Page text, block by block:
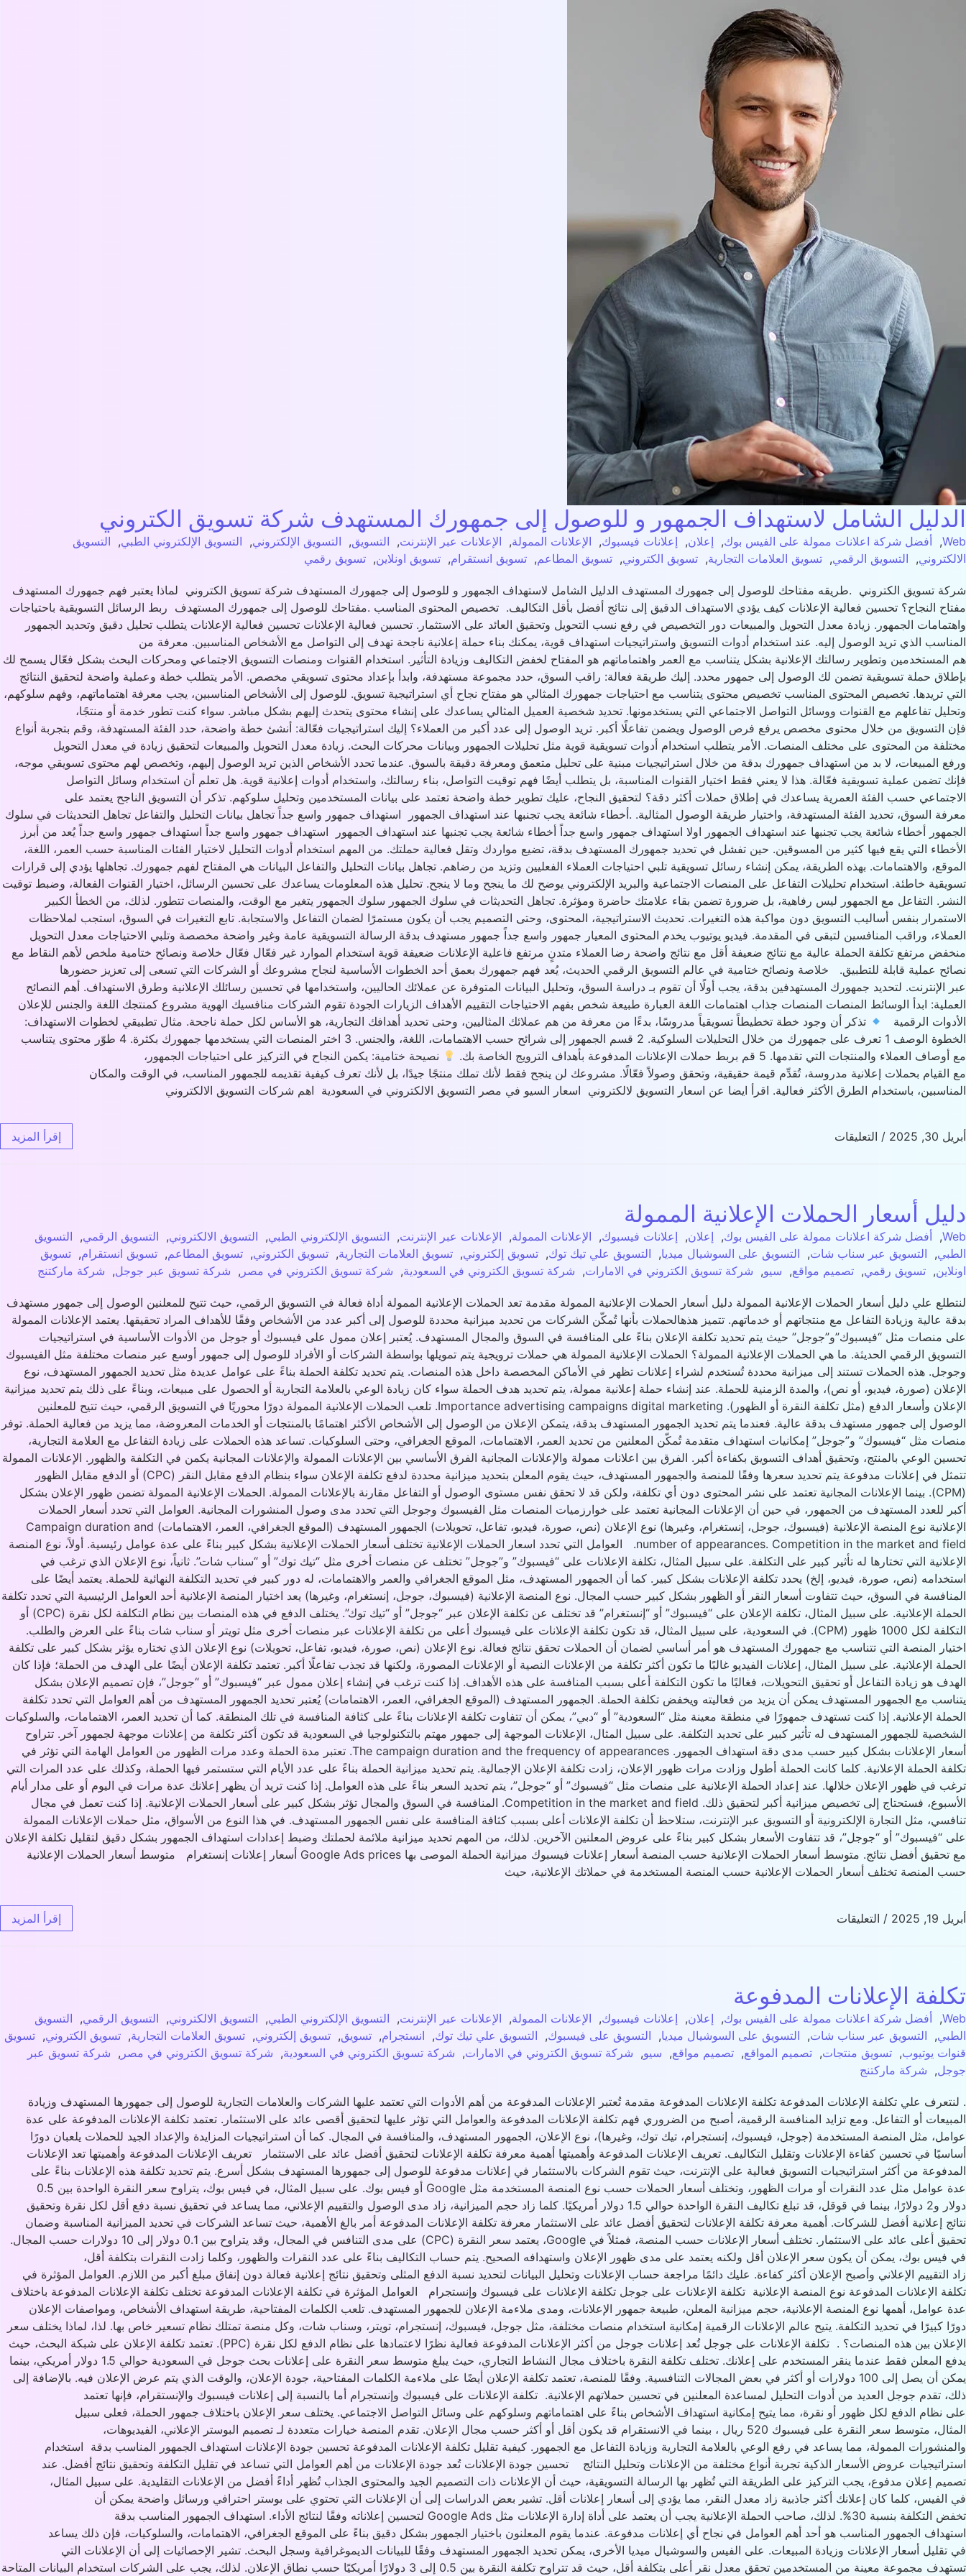
الدليل الشامل لاستهداف الجمهور و للوصول إلى جمهورك المستهدف شركة تسويق الكتروني
Web
, أفضل شركة اعلانات ممولة على الفيس بوك, إعلان, إعلانات فيسبوك, الإعلانات الممولة, الإعلانات عبر الإنترنت, التسويق, التسويق الإلكتروني, التسويق الإلكتروني الطبي, التسويق
الالكتروني, التسويق الرقمي, تسويق العلامات التجارية, تسويق الكتروني, تسويق المطاعم, تسويق انستقرام, تسويق اونلاين, تسويق رقمي
شركة تسويق الكتروني .طريقه مفتاحك للوصول إلى جمهورك المستهدف الدليل الشامل لاستهداف الجمهور و للوصول إلى جمهورك المستهدف شركة تسويق الكتروني لماذا يعتبر فهم جمهورك المستهدف
مفتاح النجاح؟ تحسين فعالية الإعلانات كيف يؤدي الاستهداف الدقيق إلى نتائج أفضل بأقل التكاليف. تخصيص المحتوى المناسب .مفتاحك للوصول إلى جمهورك المستهدف ربط الرسائل التسويقية باحتياجات
واهتمامات الجمهور. زيادة معدل التحويل والمبيعات دور التخصيص في رفع نسب التحويل وتحقيق العائد على الاستثمار. تحسين فعالية الإعلانات تحسين فعالية الإعلانات يتطلب تحليل دقيق وتحديد الجمهور
المناسب الذي تريد الوصول إليه. عند استخدام أدوات التسويق واستراتيجيات استهداف قوية، يمكنك بناء حملة إعلانية ناجحة تهدف إلى التواصل مع الأشخاص المناسبين. معرفة من
هم المستخدمين وتطوير رسالتك الإعلانية بشكل يتناسب مع العمر واهتماماتهم هو المفتاح لخفض التكاليف وزيادة التأثير. استخدام القنوات ومنصات التسويق الاجتماعي ومحركات البحث بشكل فعّال يسمح لك
بإطلاق حملة تسويقية تضمن لك الوصول إلى جمهور محدد. إليك طريقة فعالة: راقب السوق، حدد مجموعة مستهدفة، وابدأ بإعداد محتوى تسويقي مخصص. الأمر يتطلب خطة وعملية واضحة لتحقيق النتائج
التي تريدها. تخصيص المحتوى المناسب تخصيص محتوى يتناسب مع احتياجات جمهورك المثالي هو مفتاح نجاح أي استراتيجية تسويق. للوصول إلى الأشخاص المناسبين، يجب معرفة اهتماماتهم، وفهم سلوكهم،
وتحليل تفاعلهم مع القنوات ووسائل التواصل الاجتماعي التي يستخدمونها. تحديد شخصية العميل المثالي يساعدك على إنشاء محتوى يتحدث إليهم بشكل مباشر. سواء كنت تطور خدمة أو منتجًا،
فإن التسويق من خلال محتوى مخصص يرفع فرص الوصول ويضمن تفاعلًا أكبر. تريد الوصول إلى عدد أكبر من العملاء؟ إليك استراتيجيات فعّالة: أنشئ خطة واضحة، حدد الفئة المستهدفة، وقم بتجربة أنواع
مختلفة من المحتوى على مختلف المنصات. الأمر يتطلب استخدام أدوات تسويقية قوية مثل تحليلات الجمهور وبيانات محركات البحث. زيادة معدل التحويل والمبيعات لتحقيق زيادة في معدل التحويل
ورفع المبيعات، لا بد من استهداف جمهورك بدقة من خلال استراتيجيات مبنية على تحليل متعمق ومعرفة دقيقة بالسوق. عندما تحدد الأشخاص الذين تريد الوصول إليهم، وتخصص لهم محتوى تسويقي موجه،
فإنك تضمن عملية تسويقية فعّالة. هذا لا يعني فقط اختيار القنوات المناسبة، بل يتطلب أيضًا فهم توقيت التواصل، بناء رسالتك، واستخدام أدوات إعلانية قوية. هل تعلم أن استخدام وسائل التواصل
الاجتماعي حسب الفئة العمرية يساعدك في إطلاق حملات أكثر دقة؟ لتحقيق النجاح، عليك تطوير خطة واضحة تعتمد على بيانات المستخدمين وتحليل سلوكهم. تذكر أن التسويق الناجح يعتمد على
معرفة السوق، تحديد الفئة المستهدفة، واختيار طريقة الوصول المثالية. .أخطاء شائعة يجب تجنبها عند استهداف الجمهور استهداف جمهور واسع جداً تجاهل بيانات التحليل والتفاعل تجاهل التحديثات في سلوك
الجمهور أخطاء شائعة يجب تجنبها عند استهداف الجمهور اولا استهداف جمهور واسع جداً أخطاء شائعة يجب تجنبها عند استهداف الجمهور استهداف جمهور واسع جداً استهداف جمهور واسع جداً يُعد من أبرز
الأخطاء التي يقع فيها كثير من المسوقين. حين تفشل في تحديد جمهورك المستهدف بدقة، تضيع مواردك وتقل فعالية حملتك. من المهم استخدام أدوات التحليل لاختيار الفئات المناسبة حسب العمر، اللغة،
الموقع، والاهتمامات. بهذه الطريقة، يمكن إنشاء رسائل تسويقية تلبي احتياجات العملاء الفعليين وتزيد من رضاهم. تجاهل بيانات التحليل والتفاعل البيانات هي المفتاح لفهم جمهورك. تجاهلها يؤدي إلى قرارات
تسويقية خاطئة. استخدام تحليلات التفاعل على المنصات الاجتماعية والبريد الإلكتروني يوضح لك ما ينجح وما لا ينجح. تحليل هذه المعلومات يساعدك على تحسين الرسائل، اختيار القنوات الفعالة، وضبط توقيت
النشر. التفاعل مع الجمهور ليس رفاهية، بل ضرورة تضمن بقاء علامتك حاضرة ومؤثرة. تجاهل التحديثات في سلوك الجمهور سلوك الجمهور يتغير مع الوقت، والمنصات تتطور. لذلك، من الخطأ الكبير
الاستمرار بنفس أساليب التسويق دون مواكبة هذه التغيرات. تحديث الاستراتيجية، المحتوى، وحتى التصميم يجب أن يكون مستمرًا لضمان التفاعل والاستجابة. تابع التغيرات في السوق، استجب لملاحظات
العملاء، وراقب المنافسين لتبقى في المقدمة. فيديو يوتيوب يخدم المحتوى المعيار جمهور واسع جداً جمهور مستهدف بدقة الرسالة التسويقية عامة وغير واضحة مخصصة وتلبي الاحتياجات معدل التحويل
منخفض مرتفع تكلفة الحملة عالية مع نتائج ضعيفة أقل مع نتائج واضحة رضا العملاء متدنٍ مرتفع فاعلية الإعلانات ضعيفة قوية استخدام الموارد غير فعّال فعّال خلاصة ونصائح ختامية ملخص لأهم النقاط مع
نصائح عملية قابلة للتطبيق. خلاصة ونصائح ختامية في عالم التسويق الرقمي الحديث، يُعد فهم جمهورك بعمق أحد الخطوات الأساسية لنجاح مشروعك أو الشركات التي تسعى إلى تعزيز حضورها
عبر الإنترنت. لتحديد جمهورك المستهدفين بدقة، يجب أولًا أن تقوم بـ دراسة السوق، وتحليل البيانات المتوفرة عن عملائك الحاليين، واستخدامها في تحسين رسائلك الإعلانية وطرق الاستهداف. أهم النصائح
العملية: ابدأ الوسائط المنصات المنصات جذاب اهتمامات اللغة العبارة طبيعة شخص بفهم الاحتياجات التقييم الأهداف الزيارات الجودة تقوم الشركات منافسيك الهوية مشروع كمنتجك اللغة والجنس للإعلان
الأدوات الرقمية
تذكر أن وجود خطة تخطيطاً تسويقياً مدروسًا، بدءًا من معرفة من هم عملائك المثاليين، وحتى تحديد أهدافك التجارية، هو الأساس لكل حملة ناجحة. مثال تطبيقي لخطوات الاستهداف:
الخطوة الوصف 1 تعرف على جمهورك من خلال التحليلات السلوكية. 2 قسم الجمهور إلى شرائح حسب الاهتمامات، اللغة، والجنس. 3 اختر المنصات التي يستخدمها جمهورك بكثرة. 4 طوّر محتوى يتناسب
مع أوصاف العملاء والمنتجات التي تقدمها. 5 قم بربط حملات الإعلانات المدفوعة بأهداف الترويج الخاصة بك.
نصيحة ختامية: يكمن النجاح في التركيز على احتياجات الجمهور،
مع القيام بحملات إعلانية مدروسة، تُقدِّم قيمة حقيقية، وتحقق وصولاً فعّالًا. مشروعك لن ينجح فقط لأنك تملك منتجًا جيدًا، بل لأنك تعرف كيفية تقديمه للجمهور المناسب، في الوقت والمكان
المناسبين، باستخدام الطرق الأكثر فعالية. اقرأ ايضا عن اسعار التسويق لالكتروني اسعار السيو في مصر التسويق الالكتروني في السعودية اهم شركات التسويق الالكتروني
أبريل 30, 2025 / التعليقات إقرأ المزيد
دليل أسعار الحملات الإعلانية الممولة
Web
, أفضل شركة اعلانات ممولة على الفيس بوك, إعلان, إعلانات فيسبوك, الإعلانات الممولة, الإعلانات عبر الإنترنت, التسويق الإلكتروني الطبي, التسويق الالكتروني, التسويق الرقمي, التسويق
الطبي, التسويق عبر سناب شات, التسويق على السوشيال ميديا, التسويق علي تيك توك, تسويق إلكتروني, تسويق العلامات التجارية, تسويق الكتروني, تسويق المطاعم, تسويق انستقرام, تسويق
اونلاين, تسويق رقمي, تصميم مواقع, سيو, شركة تسويق الكتروني في الامارات, شركة تسويق الكتروني في السعودية, شركة تسويق الكتروني في مصر , شركة تسويق عبر جوجل, شركة ماركتنج
لنتطلع علي دليل أسعار الحملات الإعلانية الممولة دليل أسعار الحملات الإعلانية الممولة مقدمة تعد الحملات الإعلانية الممولة أداة فعالة في التسويق الرقمي، حيث تتيح للمعلنين الوصول إلى جمهور مستهدف
بدقة عالية وزيادة التفاعل مع منتجاتهم أو خدماتهم. تتميز هذهالحملات بأنها تُمكّن الشركات من تحديد ميزانية محددة للوصول إلى أكبر عدد من الأشخاص وفقًا للأهداف المراد تحقيقها. يعتمد الإعلانات الممولة
على منصات مثل “فيسبوك”و”جوجل” حيث يتم تحديد تكلفة الإعلان بناءً على المنافسة في السوق والمجال المستهدف. يُعتبر إعلان ممول على فيسبوك أو جوجل من الأدوات الأساسية في استراتيجيات
التسويق الرقمي الحديثة. ما هي الحملات الإعلانية الممولة؟ الحملات الإعلانية الممولة هي حملات ترويجية يتم تمويلها بواسطة الشركات أو الأفراد للوصول إلى جمهور أوسع عبر منصات مختلفة مثل الفيسبوك
وجوجل. هذه الحملات تستند إلى ميزانية محددة تُستخدم لشراء إعلانات تظهر في الأماكن المخصصة داخل هذه المنصات. يتم تحديد تكلفة الحملة بناءً على عوامل عديدة مثل تحديد الجمهور المستهدف، نوع
الإعلان (صورة، فيديو، أو نص)، والمدة الزمنية للحملة. عند إنشاء حملة إعلانية ممولة، يتم تحديد هدف الحملة سواء كان زيادة الوعي بالعلامة التجارية أو الحصول على مبيعات، وبناءً على ذلك يتم تحديد ميزانية
الإعلان وأسعار الدفع (مثل تكلفة النقرة أو الظهور). Importance advertising campaigns digital marketing. تلعب الحملات الإعلانية الممولة دورًا محوريًا في التسويق الرقمي، حيث تتيح للمعلنين
الوصول إلى جمهور مستهدف بدقة عالية. فعندما يتم تحديد الجمهور المستهدف بدقة، يتمكن الإعلان من الوصول إلى الأشخاص الأكثر اهتمامًا بالمنتجات أو الخدمات المعروضة، مما يزيد من فعالية الحملة. توفر
منصات مثل “فيسبوك” و”جوجل” إمكانيات استهداف متقدمة تُمكّن المعلنين من تحديد العمر، الاهتمامات، الموقع الجغرافي، وحتى السلوكيات. تساعد هذه الحملات على زيادة التفاعل مع العلامة التجارية،
تحسين الوعي بالمنتج، وتحقيق أهداف التسويق بكفاءة أكبر. الفرق بين اعلانات ممولة والإعلانات المجانية الفرق الأساسي بين الإعلانات الممولة والإعلانات المجانية يكمن في التكلفة والظهور. الإعلانات الممولة
تتمثل في إعلانات مدفوعة يتم تحديد سعرها وفقًا للمنصة والجمهور المستهدف، حيث يقوم المعلن بتحديد ميزانية محددة لدفع تكلفة الإعلان سواء بنظام الدفع مقابل النقر (CPC) أو الدفع مقابل الظهور
(CPM). بينما الإعلانات المجانية تعتمد على نشر المحتوى دون أي تكلفة، ولكن قد لا تحقق نفس مستوى الوصول أو التفاعل مقارنة بالإعلانات الممولة. الحملات الإعلانية الممولة تضمن ظهور الإعلان بشكل
أكبر للعدد المستهدف من الجمهور، في حين أن الإعلانات المجانية تعتمد على خوارزميات المنصات مثل الفيسبوك وجوجل التي تحدد مدى وصول المنشورات المجانية. العوامل التي تحدد أسعار الحملات
الإعلانية نوع المنصة الإعلانية (فيسبوك، جوجل، إنستغرام، وغيرها) نوع الإعلان (نص، صورة، فيديو، تفاعل، تحويلات) الجمهور المستهدف (الموقع الجغرافي، العمر، الاهتمامات) Campaign duration and
number of appearances. Competition in the market and field. العوامل التي تحدد اسعار الحملات الإعلانية تختلف أسعار الحملات الإعلانية بشكل كبير بناءً على عدة عوامل رئيسية. أولاً، نوع المنصة
الإعلانية التي تختارها له تأثير كبير على التكلفة. على سبيل المثال، تكلفة الإعلانات على “فيسبوك” و”جوجل” تختلف عن منصات أخرى مثل “تيك توك” أو “سناب شات”. ثانياً، نوع الإعلان الذي ترغب في
استخدامه (نص، صورة، فيديو، إلخ) يحدد تكلفة الإعلانات بشكل كبير. كما أن الجمهور المستهدف، مثل الموقع الجغرافي والعمر والاهتمامات، له دور كبير في تحديد التكلفة النهائية للحملة. يعتمد أيضًا على
المنافسة في السوق، حيث تتفاوت أسعار النقر أو الظهور بشكل كبير حسب المجال. نوع المنصة الإعلانية (فيسبوك، جوجل، إنستغرام، وغيرها) يعد اختيار المنصة الإعلانية أحد العوامل الرئيسية التي تحدد تكلفة
الحملة الإعلانية. على سبيل المثال، تكلفة الإعلان على “فيسبوك” أو “إنستغرام” قد تختلف عن تكلفة الإعلان عبر “جوجل” أو “تيك توك”. يختلف الدفع في هذه المنصات بين نظام التكلفة لكل نقرة (CPC) أو
التكلفة لكل 1000 ظهور (CPM). في السعودية، على سبيل المثال، قد تكون تكلفة الإعلانات على فيسبوك أعلى من تكلفة الإعلانات عبر منصات أخرى مثل تويتر أو سناب شات بناءً على العرض والطلب.
اختيار المنصة التي تتناسب مع جمهورك المستهدف هو أمر أساسي لضمان أن الحملات تحقق نتائج فعالة. نوع الإعلان (نص، صورة، فيديو، تفاعل، تحويلات) نوع الإعلان الذي تختاره يؤثر بشكل كبير على تكلفة
الحملة الإعلانية. على سبيل المثال، إعلانات الفيديو غالبًا ما تكون أكثر تكلفة من الإعلانات النصية أو الإعلانات المصورة، ولكنها قد تجذب تفاعلًا أكبر. تعتمد تكلفة الإعلان أيضًا على الهدف من الحملة؛ فإذا كان
الهدف هو زيادة التفاعل أو تحقيق التحويلات، فغالبًا ما تكون التكلفة أعلى بسبب المنافسة على هذه الأهداف. إذا كنت ترغب في إنشاء إعلان ممول عبر “فيسبوك” أو “جوجل”، فإن تصميم الإعلان بشكل
يتناسب مع الجمهور المستهدف يمكن أن يزيد من فعاليته ويخفض تكلفة الحملة. الجمهور المستهدف (الموقع الجغرافي، العمر، الاهتمامات) يُعتبر تحديد الجمهور المستهدف من أهم العوامل التي تحدد تكلفة
الحملة الإعلانية. إذا كنت تستهدف جمهورًا في منطقة معينة مثل “السعودية” أو “دبي”، يمكن أن تتفاوت تكلفة الإعلانات بناءً على كثافة المنافسة في تلك المنطقة. كما أن تحديد العمر، الاهتمامات، والسلوكيات
الشخصية للجمهور المستهدف له تأثير كبير على تحديد التكلفة. على سبيل المثال، الإعلانات الموجهة إلى جمهور مهتم بالتكنولوجيا في السعودية قد تكون أكثر تكلفة من إعلانات موجهة لجمهور آخر. تتراوح
أسعار الإعلانات بشكل كبير حسب مدى دقة استهداف الجمهور. The campaign duration and the frequency of appearances. تعتبر مدة الحملة وعدد مرات الظهور من العوامل الهامة التي تؤثر في
تكلفة الحملة الإعلانية. كلما كانت الحملة أطول وزادت مرات ظهور الإعلان، زادت تكلفة الإعلان الإجمالية. يتم تحديد ميزانية الحملة بناءً على عدد الأيام التي ستستمر فيها الحملة، وكذلك على عدد المرات التي
ترغب في ظهور الإعلان خلالها. عند إعداد الحملة الإعلانية على منصات مثل “فيسبوك” أو “جوجل”، يتم تحديد السعر بناءً على هذه العوامل. إذا كنت تريد أن يظهر إعلانك عدة مرات في اليوم أو على مدار أيام
الأسبوع، فستحتاج إلى تخصيص ميزانية أكبر لتحقيق ذلك. Competition in the market and field. المنافسة في السوق والمجال تؤثر بشكل كبير على أسعار الحملات الإعلانية. إذا كنت تعمل في مجال
تنافسي، مثل التجارة الإلكترونية أو التسويق عبر الإنترنت، ستلاحظ أن تكلفة الإعلانات أعلى بسبب كثافة المنافسة على نفس الجمهور المستهدف. في هذا النوع من الأسواق، مثل حملات الإعلانات الممولة
على “فيسبوك” أو “جوجل”، قد تتفاوت الأسعار بشكل كبير بناءً على عروض المعلنين الآخرين. لذلك، من المهم تحديد ميزانية ملائمة لحملتك وضبط إعدادات استهداف الجمهور بشكل دقيق لتقليل تكلفة الإعلان
مع تحقيق أفضل نتائج. متوسط أسعار الحملات الإعلانية حسب المنصة أسعار إعلانات فيسبوك ميزانية الحملة الموصى بها Google Ads prices أسعار إعلانات إنستغرام متوسط أسعار الحملات الإعلانية
حسب المنصة تختلف أسعار الحملات الإعلانية حسب المنصة المستخدمة في حملاتك الإعلانية، حيث
أبريل 19, 2025 / التعليقات إقرأ المزيد
تكلفة الإعلانات المدفوعة
Web
, أفضل شركة اعلانات ممولة على الفيس بوك, إعلان, إعلانات فيسبوك, الإعلانات الممولة, الإعلانات عبر الإنترنت, التسويق الإلكتروني الطبي, التسويق الالكتروني, التسويق الرقمي, التسويق
الطبي, التسويق عبر سناب شات, التسويق على السوشيال ميديا, التسويق على فيسبوك, التسويق علي تيك توك, انستجرام, تسويق, تسويق إلكتروني, تسويق العلامات التجارية, تسويق الكتروني, تسويق
قنوات يوتيوب, تسويق منتجات, تصميم المواقع, تصميم مواقع, سيو, شركة تسويق الكتروني في الامارات, شركة تسويق الكتروني في السعودية, شركة تسويق الكتروني في مصر , شركة تسويق عبر
جوجل, شركة ماركتنج
. لنتعرف علي تكلفة الإعلانات المدفوعة تكلفة الإعلانات المدفوعة مقدمة تُعتبر الإعلانات المدفوعة من أهم الأدوات التي تعتمد عليها الشركات والعلامات التجارية للوصول إلى جمهورها المستهدف وزيادة
المبيعات أو التفاعل. ومع تزايد المنافسة الرقمية، أصبح من الضروري فهم تكلفة الإعلانات المدفوعة والعوامل التي تؤثر عليها لتحقيق أقصى عائد على الاستثمار. تعتمد تكلفة الإعلانات المدفوعة على عدة
عوامل، مثل المنصة المستخدمة (جوجل، فيسبوك، إنستجرام، تيك توك، وغيرها)، نوع الإعلان، الجمهور المستهدف، والمنافسة في المجال. كما أن استراتيجيات المزايدة والإعداد الجيد للحملات يلعبان دورًا
أساسيًا في تحسين كفاءة الإعلانات وتقليل التكاليف. تعريف الإعلانات المدفوعة وأهميتها أهمية معرفة تكلفة الإعلانات لتحقيق أفضل عائد على الاستثمار تعريف الإعلانات المدفوعة وأهميتها تعد الإعلانات
المدفوعة من أكثر استراتيجيات التسويق فعالية على الإنترنت، حيث تقوم الشركات بالاستثمار في إعلانات مدفوعة للوصول إلى جمهورها المستهدف بشكل أسرع. يتم تحديد تكلفة هذه الإعلانات بناءً على
عدة عوامل مثل عدد النقرات أو مرات الظهور، وتختلف أسعار الحملات حسب نوع المنصة المستخدمة مثل Google أو فيس بوك. على سبيل المثال، في فيس بوك، يتراوح سعر النقرة الواحدة بين 0.5
دولار و2 دولارًا، بينما في قوقل، قد تبلغ تكاليف النقرة الواحدة حوالي 1.5 دولار أمريكيًا. كلما زاد حجم الميزانية، زاد مدى الوصول والتقييم الإعلاني، مما يساعد في تحقيق نسبة دفع أقل لكل نقرة وتحقيق
نتائج إعلانية أفضل للشركات. أهمية معرفة تكلفة الإعلانات لتحقيق أفضل عائد على الاستثمار معرفة تكلفة الإعلانات المدفوعة أمر بالغ الأهمية، حيث تساعد الشركات في تحديد الميزانية المناسبة وضمان
تحقيق أعلى عائد على الاستثمار. تختلف أسعار الإعلانات حسب المنصة، فمثلاً في Google، يعتمد سعر النقرة (CPC) على مدى التنافس في المجال، وقد يتراوح بين 0.1 دولار إلى 10 دولارات حسب المجال.
في فيس بوك، يمكن أن يكون سعر الإعلان أقل ولكنه يعتمد على مدى ظهور الإعلان واستهدافه الصحيح. يتم حساب التكاليف بناءً على عدد النقرات والظهور، وكلما زادت النقرات بتكلفة أقل،
زاد التقييم الإعلاني وأصبح الإعلان أكثر كفاءة. عليك دائمًا مراجعة حساب الإعلانات وتحليل البيانات لتحديد نسبة الدفع المثلى وتحقيق نتائج إعلانية فعالة دون إنفاق مبلغ أكبر من اللازم. العوامل المؤثرة في
تكلفة الإعلانات المدفوعة نوع المنصة الإعلانية تكلفة الإعلانات على جوجل تكلفة الإعلانات على فيسبوك وإنستجرام العوامل المؤثرة في تكلفة الإعلانات المدفوعة تختلف تكلفة الإعلانات المدفوعة باختلاف
عدة عوامل، أهمها نوع المنصة الإعلانية، حجم ميزانية المعلن، طبيعة جمهور الإعلانات، ومدى ملاءمة الإعلان للجمهور المستهدف. تلعب الكلمات المفتاحية، طريقة استهداف الأشخاص، ومواصفات الإعلان
دورًا كبيرًا في تحديد التكلفة. يتيح عالم الإعلانات الرقمية إمكانية استخدام منصات مختلفة، مثل جوجل، فيسبوك، إنستجرام، تويتر، وسناب شات، وكل منصة تمتلك نظام تسعير خاص بها. لذا، لماذا يختلف سعر
الإعلان بين هذه المنصات؟ . تكلفة الإعلانات على جوجل تُعد إعلانات جوجل من أكثر الإعلانات المدفوعة فعالية نظرًا لاعتمادها على نظام الدفع لكل نقرة (PPC). تعتمد تكلفة الإعلان على شبكة البحث، حيث
يدفع المعلن فقط عندما ينقر المستخدم على إعلانك. تختلف تكلفة النقرة باختلاف مجال النشاط التجاري، حيث يبلغ متوسط سعر النقرة على إعلانات بحث جوجل في السعودية حوالي 1.5 دولار أمريكي، بينما
يمكن أن يصل إلى 100 دولارات أو أكثر في بعض المجالات التنافسية. وفقًا للمنصة، تعتمد تكلفة الإعلان أيضًا على ملاءمة الكلمات المفتاحية، جودة الإعلان، والوقت الذي يتم عرض الإعلان فيه. بالإضافة إلى
ذلك، تقدم جوجل العديد من أدوات التحليل لمساعدة المعلنين في تحسين حملاتهم الإعلانية. تكلفة الإعلانات على فيسبوك وإنستجرام أما بالنسبة إلى إعلانات فيسبوك والإنستقرام، فإنها تعتمد
على نظام الدفع لكل ظهور أو نقرة، مما يتيح إمكانية استهداف الأشخاص بناءً على اهتماماتهم وسلوكهم على وسائل التواصل الاجتماعي. يختلف سعر الإعلان باختلاف جمهور الحملة، فعلى سبيل
المثال، متوسط سعر النقرة على فيسبوك 520 ريال ، بينما في الانستقرام قد يكون أقل أو أكثر حسب مجال الإعلان. تقدم المنصة خيارات متعددة لـ تصميم البوستر الإعلاني، الفيديوهات،
والمنشورات الممولة، مما يساعد في رفع الوعي بالعلامة التجارية وزيادة التفاعل مع الجمهور. كيفية تقليل تكلفة الإعلانات المدفوعة تحسين جودة الإعلانات استهداف الجمهور المناسب بدقة استخدام
استراتيجيات عروض الأسعار الذكية تجربة أنواع مختلفة من الإعلانات وتحليل النتائج تحسين جودة الإعلانات تُعد جودة الإعلانات من أهم العوامل التي تساعد في تقليل التكلفة وتحقيق نتائج أفضل. عند
تصميم إعلان مدفوع، يجب التركيز على الطريقة التي تُظهر بها الرسالة التسويقية، حيث أن الإعلانات ذات التصميم الجيد والمحتوى الجذاب تُظهر أداءً أفضل من الإعلانات التقليدية. على سبيل المثال،
في الفيس، كلما كان إعلانك أكثر جاذبية زاد معدل النقر، مما يؤدي إلى أسعار إعلانات أقل. تشير بعض الدراسات إلى أن الإعلانات التي تحتوي على بوستر احترافي ورسائل واضحة يمكن أن
تخفض التكلفة بنسبة 30%. لذلك، صاحب الحملة الإعلانية يجب أن يعتمد على أداة إدارة الإعلانات مثل Google Ads لتحسين إعلاناته وفقًا لنتائج الأداء. استهداف الجمهور المناسب بدقة
استهداف الجمهور المناسب هو أحد أهم العوامل في نجاح أي إعلانات مدفوعة. عندما يقوم المعلنون باختيار الجمهور بشكل دقيق بناءً على الموقع الجغرافي، الاهتمامات، والسلوكيات، فإن ذلك يساعد
في تقليل أسعار الإعلانات وزيادة المبيعات. على الفيس والسوشيال ميديا الأخرى، يمكن تحديد الجمهور المستهدف وفقًا للبيانات الديموغرافية وسجل البحث. تشير الإحصائيات إلى أن الإعلانات التي
تستهدف مجموعة معينة من المستخدمين تحقق معدل نقر أعلى بتكلفة أقل، حيث قد تتراوح تكلفة النقرة بين 0.5 إلى 3 دولارًا أمريكيًا حسب نطاق الإعلان. لذلك، يجب على الشركات استخدام البيانات المتاحة